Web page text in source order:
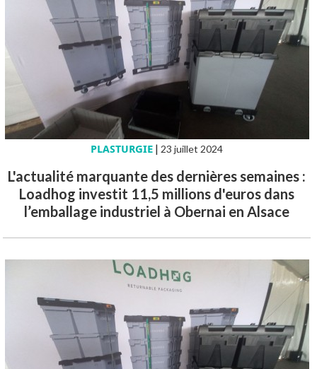
PLASTURGIE | 23 juillet 2024
L'actualité marquante des dernières semaines :
Loadhog investit 11,5 millions d'euros dans
l’emballage industriel à Obernai en Alsace